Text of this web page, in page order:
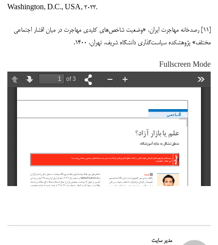
Washington, D.C., USA, 2023.
[۱۱] رصدخانه مهاجرت ایران، «وضعیت شاخص‌های کلیدی مهاجرت در میان اقشار اجتماعی
مختلف» پژوهشکده سیاست‌گذاری دانشگاه شریف، تهران، ۱۴۰۰.
Fullscreen Mode
مدیر سایت